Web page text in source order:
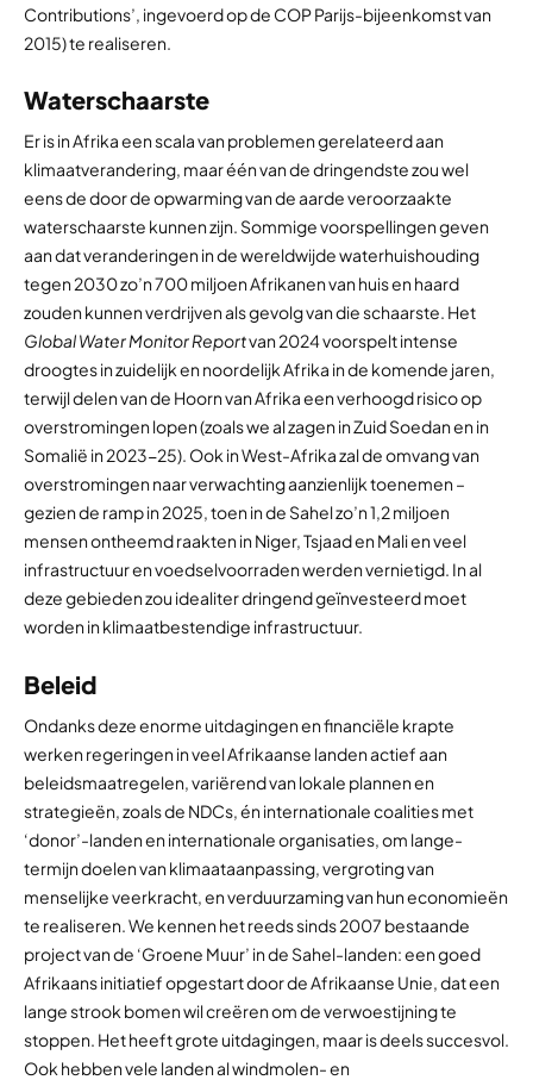
Contributions’, ingevoerd op de COP Parijs-bijeenkomst van
2015) te realiseren.
Waterschaarste
Er is in Afrika een scala van problemen gerelateerd aan
klimaatverandering, maar één van de dringendste zou wel
eens de door de opwarming van de aarde veroorzaakte
waterschaarste kunnen zijn. Sommige voorspellingen geven
aan dat veranderingen in de wereldwijde waterhuishouding
tegen 2030 zo’n 700 miljoen Afrikanen van huis en haard
zouden kunnen verdrijven als gevolg van die schaarste. Het
Global Water Monitor Reportvan 2024 voorspelt intense
droogtes in zuidelijk en noordelijk Afrika in de komende jaren,
terwijl delen van de Hoorn van Afrika een verhoogd risico op
overstromingen lopen (zoals we al zagen in Zuid Soedan en in
Somalië in 2023-25). Ook in West-Afrika zal de omvang van
overstromingen naar verwachting aanzienlijk toenemen –
gezien de ramp in 2025, toen in de Sahel zo’n 1,2 miljoen
mensen ontheemd raakten in Niger, Tsjaad en Mali en veel
infrastructuur en voedselvoorraden werden vernietigd. In al
deze gebieden zou idealiter dringend geïnvesteerd moet
worden in klimaatbestendige infrastructuur.
Beleid
Ondanks deze enorme uitdagingen en financiële krapte
werken regeringen in veel Afrikaanse landen actief aan
beleidsmaatregelen, variërend van lokale plannen en
strategieën, zoals de NDCs, én internationale coalities met
‘donor’-landen en internationale organisaties, om lange-
termijn doelen van klimaataanpassing, vergroting van
menselijke veerkracht, en verduurzaming van hun economieën
te realiseren. We kennen het reeds sinds 2007 bestaande
project van de ‘Groene Muur’ in de Sahel-landen: een goed
Afrikaans initiatief opgestart door de Afrikaanse Unie, dat een
lange strook bomen wil creëren om de verwoestijning te
stoppen. Het heeft grote uitdagingen, maar is deels succesvol.
Ook hebben vele landen al windmolen- en